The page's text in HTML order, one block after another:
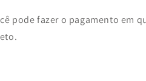
pode fazer o pagamento em